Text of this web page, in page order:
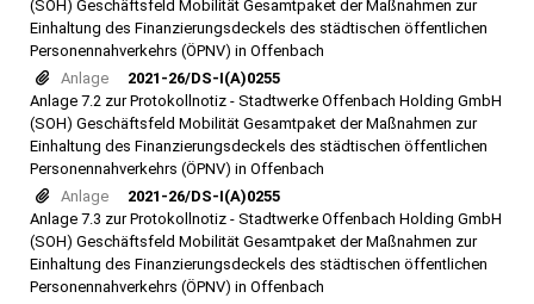
(SOH) Geschäftsfeld Mobilität Gesamtpaket der Maßnahmen zur
Einhaltung des Finanzierungsdeckels des städtischen öffentlichen
Personennahverkehrs (ÖPNV) in Offenbach
Anlage
2021-26/DS-I(A)0255
Anlage 7.2 zur Protokollnotiz - Stadtwerke Offenbach Holding GmbH
(SOH) Geschäftsfeld Mobilität Gesamtpaket der Maßnahmen zur
Einhaltung des Finanzierungsdeckels des städtischen öffentlichen
Personennahverkehrs (ÖPNV) in Offenbach
Anlage
2021-26/DS-I(A)0255
Anlage 7.3 zur Protokollnotiz - Stadtwerke Offenbach Holding GmbH
(SOH) Geschäftsfeld Mobilität Gesamtpaket der Maßnahmen zur
Einhaltung des Finanzierungsdeckels des städtischen öffentlichen
Personennahverkehrs (ÖPNV) in Offenbach